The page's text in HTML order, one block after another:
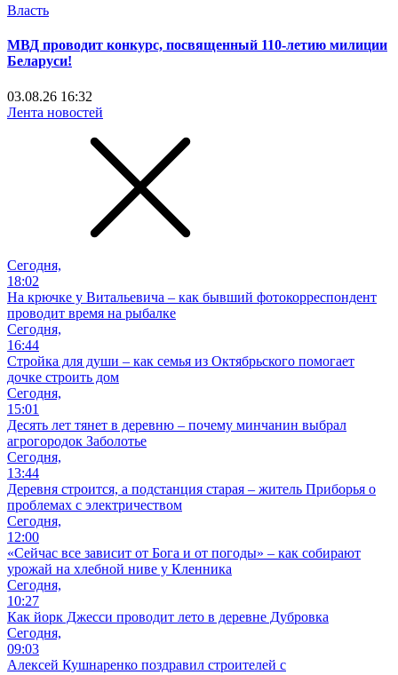
Власть
МВД проводит конкурс, посвященный 110-летию милиции
Беларуси!
03.08.26 16:32
Лента новостей
Сегодня,
18:02
На крючке у Витальевича – как бывший фотокорреспондент
проводит время на рыбалке
Сегодня,
16:44
Стройка для души – как семья из Октябрьского помогает
дочке строить дом
Сегодня,
15:01
Десять лет тянет в деревню – почему минчанин выбрал
агрогородок Заболотье
Сегодня,
13:44
Деревня строится, а подстанция старая – житель Приборья о
проблемах с электричеством
Сегодня,
12:00
«Сейчас все зависит от Бога и от погоды» – как собирают
урожай на хлебной ниве у Кленника
Сегодня,
10:27
Как йорк Джесси проводит лето в деревне Дубровка
Сегодня,
09:03
Алексей Кушнаренко поздравил строителей с